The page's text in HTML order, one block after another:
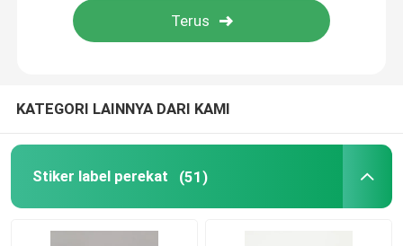
KATEGORI LAINNYA DARI KAMI
Stiker label perekat (51)